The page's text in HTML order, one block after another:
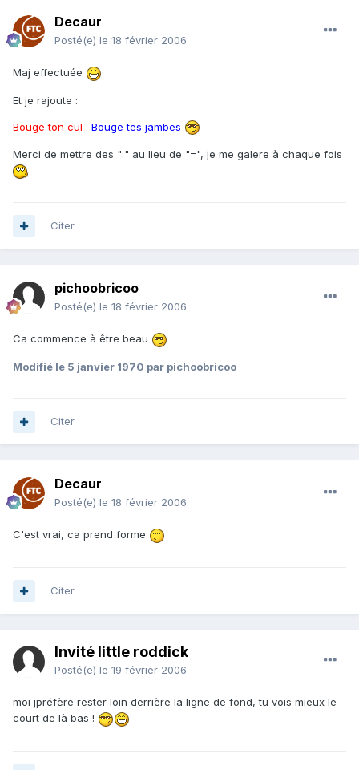
Decaur
Posté(e) le 18 février 2006
Maj effectuée
Et je rajoute :
Bouge ton cul : Bouge tes jambes
Merci de mettre des ":" au lieu de "=", je me galere à chaque fois
Citer
pichoobricoo
Posté(e) le 18 février 2006
Ca commence à être beau
Modifié le 5 janvier 1970 par pichoobricoo
Citer
Decaur
Posté(e) le 18 février 2006
C'est vrai, ca prend forme
Citer
Invité little roddick
Posté(e) le 19 février 2006
moi jpréfère rester loin derrière la ligne de fond, tu vois mieux le
court de là bas !